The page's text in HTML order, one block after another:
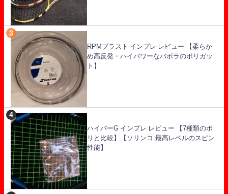
RPMブラスト インプレ レビュー 【柔らか
め高反発・ハイパワーなバボラのポリガッ
ト】
ハイパーG インプレ レビュー 【7種類のポ
リと比較】【ソリンコ:最高レベルのスピン
性能】